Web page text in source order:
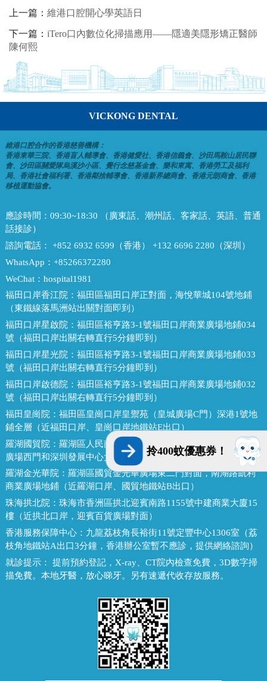
上一篇： 維港口腔開心學英語日
下一篇： iTero口內數位化掃描應用——隱適美隱形矯正醫師
陳何熙
VICKONG DENTAL
維港口腔合作的香港慈善機構：
香港東華三院、香港盲人輔導會、香港健愛社、香港信義會、沙田馬鞍山居民聯
會、沙田區關愛隊烏溪沙小區、覺行念慈基金會、樂和東寓、香港勞工及福利
局、香港社會福利署、香港鄰捨輔導會、香港新界總商會、香港元朗商會、香港
移植運動協會。
應診時間： 09:30~18:30 （廣東話、潮州話、客家話、英語、普通
話接診）
諮詢電話： +852 6932 6599（香港） +132 6696 2280（深圳）
WhatsApp： +85266372280
WeChat： hospital1981
福田口岸香江院： 福田區福田口岸正對面，海悅華城104號地鋪
（東鐵線落馬洲站出關對面即到）
福田口岸星啟院： 福田區裕亨路3-1號福田口岸商業廣場地鋪034
號（福田口岸出關右轉直行5分鐘即到）
福田口岸星光院： 福田區裕亨路3-1號福田口岸商業廣場地鋪033
號（福田口岸出關右轉直行5分鐘即到）
福田口岸啟德院： 福田區裕亨路3-1號福田口岸商業廣場地鋪032
號（福田口岸出關右轉直行5分鐘即到）
福田皇崗院： 福田區皇崗口岸皇禦苑（皇城廣場C門）深港1號地
鋪全層（近福田口岸、皇崗口岸地鐵站E出口）
羅湖國貿院： 羅湖區人民南路熙龍大廈二樓(近羅湖口岸，金光華
廣場西門和深圳發展中心大廈對面，國貿地鐵站E出口）
羅湖金光華院： 羅湖區國貿金光華廣場東二門對面，南湖路凱利
商業廣場地鋪（近羅湖口岸、國貿地鐵站B出口）
珠海拱北院： 珠海市香洲區拱北迎賓南路1155號中建商業大廈15
樓（近拱北口岸，迎賓百貨廣場對面）
香港服務保障中心： 九龍荔枝角長裕街11號定豐中心1306室（荔
枝角地鐵站A出口3分鐘，香港辦公室暫不應診，提供網絡諮詢）
就診提示： 提前預約登記，X-ray、CT院內檢查免費，3D數字掃
描免費。本地牙醫，放心睇牙。另有速遞代收存放服務。
拎400蚊優惠券！